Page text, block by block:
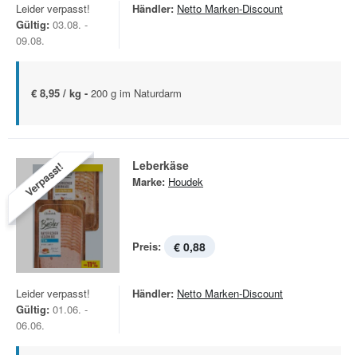
Leider verpasst!
Gültig: 03.08. -
09.08.
Händler: Netto Marken-Discount
€ 8,95 / kg - 200 g im Naturdarm
Verpasst! Leberkäse
Marke: Houdek
Preis: € 0,88
Leider verpasst!
Gültig: 01.06. -
06.06.
Händler: Netto Marken-Discount